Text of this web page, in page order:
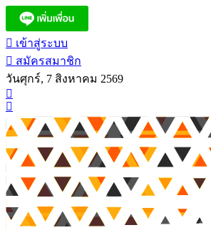
เข้าสู่ระบบ
สมัครสมาชิก
วันศุกร์, 7 สิงหาคม 2569